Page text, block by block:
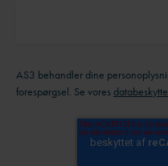
AS3 behandler dine
forespørgsel. Se vores